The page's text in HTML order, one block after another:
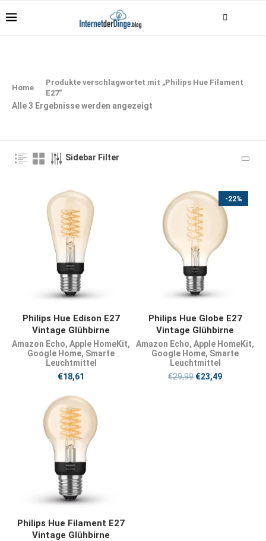
Home
Produkte verschlagwortet mit „Philips Hue Filament
E27“
Alle 3 Ergebnisse werden angezeigt
Sidebar Filter
JETZT KAUFEN
Philips Hue Edison E27
Vintage Glühbirne
Amazon Echo, Apple HomeKit,
Google Home, Smarte
Leuchtmittel
€18,61
-22%
JETZT KAUFEN
Philips Hue Globe E27
Vintage Glühbirne
Amazon Echo, Apple HomeKit,
Google Home, Smarte
Leuchtmittel
€29,99 €23,49
JETZT KAUFEN
Philips Hue Filament E27
Vintage Glühbirne